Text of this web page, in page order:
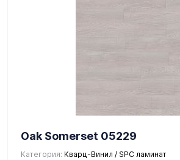
Oak Somerset 05229
Категория: Кварц-Винил / SPC ламинат